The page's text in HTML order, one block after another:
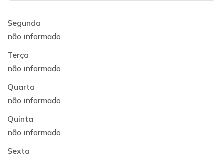
Segunda
:
não informado
Terça
:
não informado
Quarta
:
não informado
Quinta
:
não informado
Sexta
: